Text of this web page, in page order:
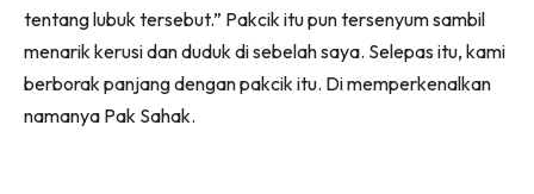
tentang lubuk tersebut.” Pakcik itu pun tersenyum sambil
menarik kerusi dan duduk di sebelah saya. Selepas itu, kami
berborak panjang dengan pakcik itu. Di memperkenalkan
namanya Pak Sahak.